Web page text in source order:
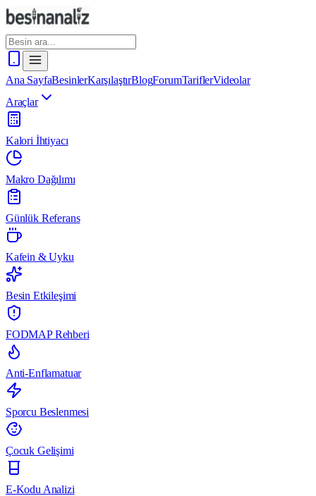
Ana SayfaBesinlerKarşılaştırBlogForumTariflerVideolar
Araçlar
Kalori İhtiyacı
Makro Dağılımı
Günlük Referans
Kafein & Uyku
Besin Etkileşimi
FODMAP Rehberi
Anti-Enflamatuar
Sporcu Beslenmesi
Çocuk Gelişimi
E-Kodu Analizi